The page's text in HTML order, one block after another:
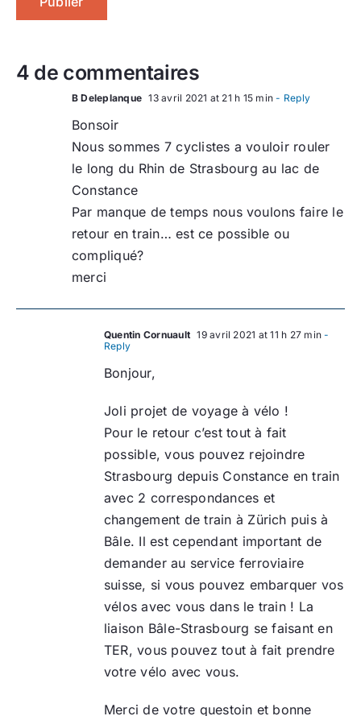
4 de commentaires
B Deleplanque 13 avril 2021 at 21 h 15 min - Reply
Bonsoir
Nous sommes 7 cyclistes a vouloir rouler
le long du Rhin de Strasbourg au lac de
Constance
Par manque de temps nous voulons faire le
retour en train… est ce possible ou
compliqué?
merci
Quentin Cornuault 19 avril 2021 at 11 h 27 min -
Reply
Bonjour,
Joli projet de voyage à vélo !
Pour le retour c’est tout à fait
possible, vous pouvez rejoindre
Strasbourg depuis Constance en train
avec 2 correspondances et
changement de train à Zürich puis à
Bâle. Il est cependant important de
demander au service ferroviaire
suisse, si vous pouvez embarquer vos
vélos avec vous dans le train ! La
liaison Bâle-Strasbourg se faisant en
TER, vous pouvez tout à fait prendre
votre vélo avec vous.
Merci de votre questoin et bonne